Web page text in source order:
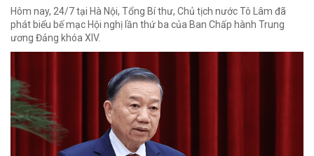
Hôm nay, 24/7 tại Hà Nội, Tổng Bí thư, Chủ tịch nước Tô Lâm đã
phát biểu bế mạc Hội nghị lần thứ ba của Ban Chấp hành Trung
ương Đảng khóa XIV.